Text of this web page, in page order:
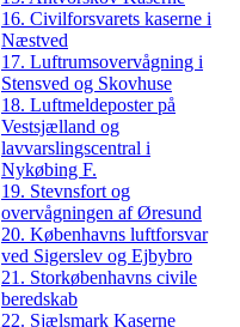
16. Civilforsvarets kaserne i
Næstved
17. Luftrumsovervågning i
Stensved og Skovhuse
18. Luftmeldeposter på
Vestsjælland og
lavvarslingscentral i
Nykøbing F.
19. Stevnsfort og
overvågningen af Øresund
20. Københavns luftforsvar
ved Sigerslev og Ejbybro
21. Storkøbenhavns civile
beredskab
22. Sjælsmark Kaserne